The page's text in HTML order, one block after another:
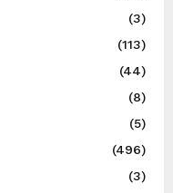
(3)
(113)
(44)
(8)
(5)
(496)
(3)